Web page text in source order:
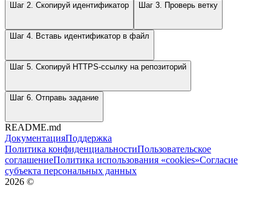
Шаг 2. Скопируй идентификатор Шаг 3. Проверь ветку
Шаг 4. Вставь идентификатор в файл
Шаг 5. Скопируй HTTPS-ссылку на репозиторий
Шаг 6. Отправь задание
README.md
ДокументацияПоддержка
Политика конфиденциальностиПользовательское
соглашениеПолитика использования «cookies»Согласие
субъекта персональных данных
2026 ©